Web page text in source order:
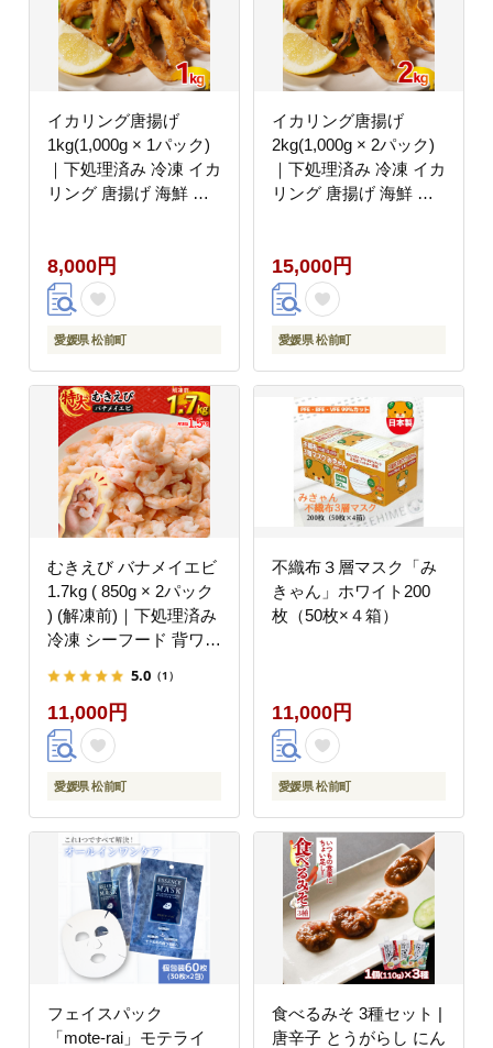
イカリング唐揚げ
1kg(1,000g × 1パック)
｜下処理済み 冷凍 イカ
リング 唐揚げ 海鮮 シ
8,000円
愛媛県 松前町
イカリング唐揚げ
2kg(1,000g × 2パック)
｜下処理済み 冷凍 イカ
リング 唐揚げ 海鮮 シ
15,000円
愛媛県 松前町
むきえび バナメイエビ
1.7kg ( 850g × 2パック
) (解凍前)｜下処理済み
冷凍 シーフード 背ワタ
び 簡単 下処理
5.0 （1）
11,000円
愛媛県 松前町
不織布３層マスク「み
きゃん」ホワイト200
枚（50枚×４箱）
11,000円
愛媛県 松前町
フェイスパック
「mote-rai」モテライ
食べるみそ 3種セット |
唐辛子 とうがらし にん